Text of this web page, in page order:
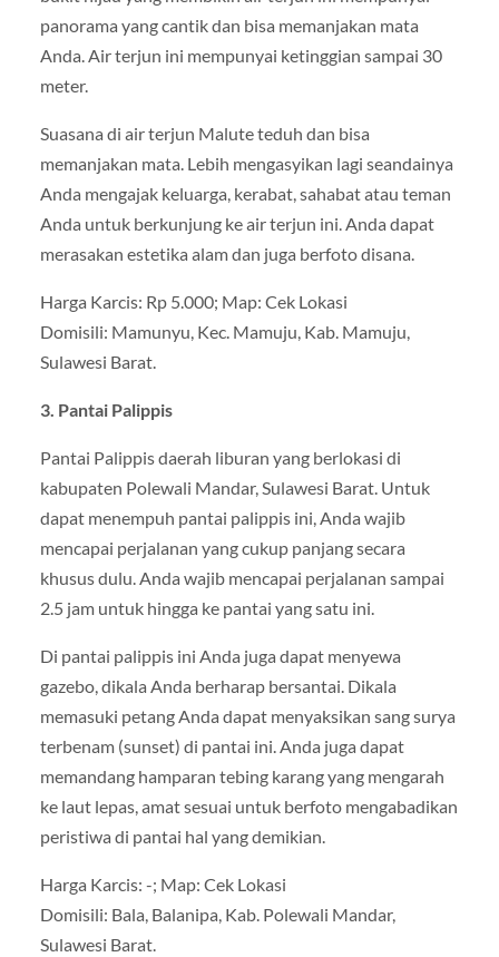
panorama yang cantik dan bisa memanjakan mata
Anda. Air terjun ini mempunyai ketinggian sampai 30
meter.
Suasana di air terjun Malute teduh dan bisa
memanjakan mata. Lebih mengasyikan lagi seandainya
Anda mengajak keluarga, kerabat, sahabat atau teman
Anda untuk berkunjung ke air terjun ini. Anda dapat
merasakan estetika alam dan juga berfoto disana.
Harga Karcis: Rp 5.000; Map: Cek Lokasi
Domisili: Mamunyu, Kec. Mamuju, Kab. Mamuju,
Sulawesi Barat.
3. Pantai Palippis
Pantai Palippis daerah liburan yang berlokasi di
kabupaten Polewali Mandar, Sulawesi Barat. Untuk
dapat menempuh pantai palippis ini, Anda wajib
mencapai perjalanan yang cukup panjang secara
khusus dulu. Anda wajib mencapai perjalanan sampai
2.5 jam untuk hingga ke pantai yang satu ini.
Di pantai palippis ini Anda juga dapat menyewa
gazebo, dikala Anda berharap bersantai. Dikala
memasuki petang Anda dapat menyaksikan sang surya
terbenam (sunset) di pantai ini. Anda juga dapat
memandang hamparan tebing karang yang mengarah
ke laut lepas, amat sesuai untuk berfoto mengabadikan
peristiwa di pantai hal yang demikian.
Harga Karcis: -; Map: Cek Lokasi
Domisili: Bala, Balanipa, Kab. Polewali Mandar,
Sulawesi Barat.